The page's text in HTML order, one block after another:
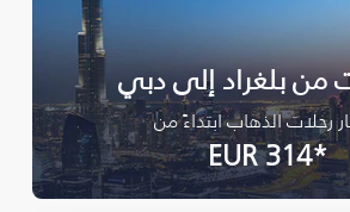
من بلغراد إلى دبي
رحلات الذهاب ابتداءً من
*EUR 314